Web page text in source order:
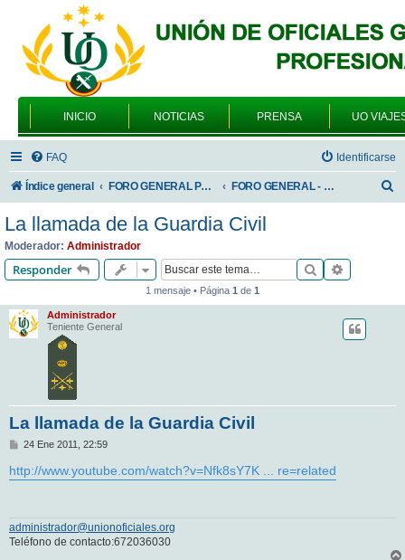
INICIO NOTICIAS PRENSA UO
FAQ Identificarse
Índice general FORO GENERAL PARA TODOS LOS USUARIOS FORO GENERAL - SONRIA, POR FAVOR
r
La llamada de la Guardia Civil
Moderador: Administrador
Responder Buscar
1 mensaje • Página 1 de 1
Administrador
Teniente General
La llamada de la Guardia Civil
M
n
s
24 Ene 2011, 22:59
http://www.youtube.com/watch?v=Nfk8sY7K ... re=related
administrador@unionoficiales.org
Teléfono de contacto:672036030